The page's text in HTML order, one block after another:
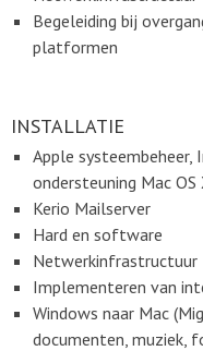
Begeleiding bij
platformen
INSTALLATIE
Apple
ondersteuning Mac OS
Kerio Mailserver
Hard en software
Netwerkinfrastructuur
Implementeren van
Windows naar Mac
documenten, muziek,